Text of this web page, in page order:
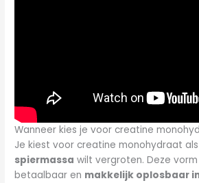
Wanneer kies je voor creatine
Je kiest voor creatine monohydraat
spiermassa wilt vergroten. Deze
betaalbaar en makkelijk oplosbaar